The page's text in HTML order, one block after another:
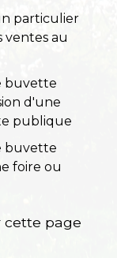
particulier
ventes au
buvette
d'une
publique
buvette
foire ou
cette page